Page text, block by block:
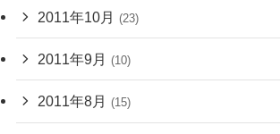
2011年10月 (23)
2011年9月 (10)
2011年8月 (15)